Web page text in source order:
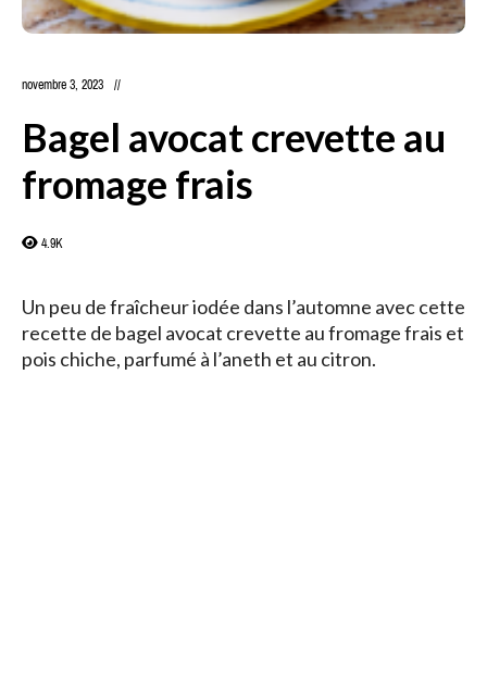
novembre 3, 2023
Bagel avocat crevette au
fromage frais
4.9K
Un peu de fraîcheur iodée dans l’automne avec cette
recette de bagel avocat crevette au fromage frais et
pois chiche, parfumé à l’aneth et au citron.